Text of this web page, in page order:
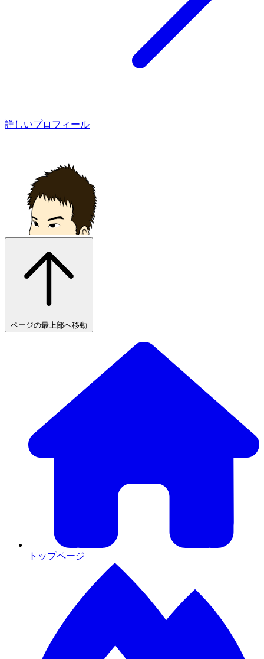
詳しいプロフィール
ページの最上部へ移動
トップページ